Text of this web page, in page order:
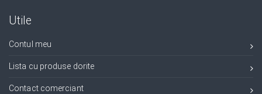
Utile
Contul meu
Lista cu produse dorite
Contact comerciant